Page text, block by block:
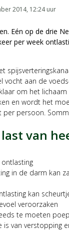
2014, 12:24uur
Eén op de drie
per week
aan de
om het
en wordt het
persoon.
van
in de darm kan
kan
veroorzaken
te moeten
is van verstopping